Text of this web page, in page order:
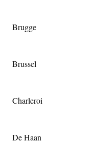
Brugge
Brussel
Charleroi
De Haan